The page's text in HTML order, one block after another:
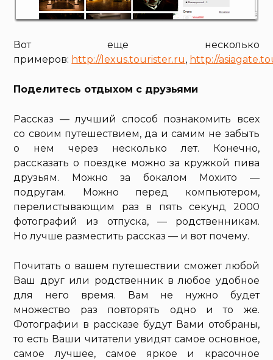
Вот еще несколько
примеров: http://lexus.tourister.ru, http://
Поделитесь отдыхом с друзьями
Рассказ — лучший способ познакомить всех
со своим путешествием, да и самим не забыть
о нем через несколько лет. Конечно,
рассказать о поездке можно за кружкой пива
друзьям. Можно за бокалом Мохито —
подругам. Можно перед компьютером,
перелистывающим раз в пять секунд 2000
фотографий из отпуска, — родственникам.
Но лучше разместить рассказ — и вот почему.
Почитать о вашем путешествии сможет любой
Ваш друг или родственник в любое удобное
для него время. Вам не нужно будет
множество раз повторять одно и то же.
Фотографии в рассказе будут Вами отобраны,
то есть Ваши читатели увидят самое основное,
самое лучшее, самое яркое и красочное